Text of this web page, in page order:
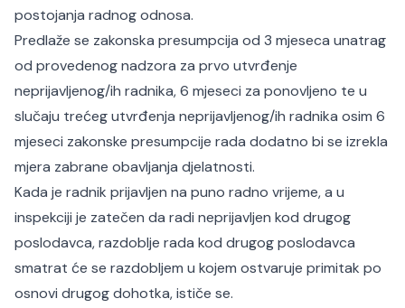
postojanja radnog odnosa.
Predlaže se zakonska presumpcija od 3 mjeseca unatrag
od provedenog nadzora za prvo utvrđenje
neprijavljenog/ih radnika, 6 mjeseci za ponovljeno te u
slučaju trećeg utvrđenja neprijavljenog/ih radnika osim 6
mjeseci zakonske presumpcije rada dodatno bi se izrekla
mjera zabrane obavljanja djelatnosti.
Kada je radnik prijavljen na puno radno vrijeme, a u
inspekciji je zatečen da radi neprijavljen kod drugog
poslodavca, razdoblje rada kod drugog poslodavca
smatrat će se razdobljem u kojem ostvaruje primitak po
osnovi drugog dohotka, ističe se.